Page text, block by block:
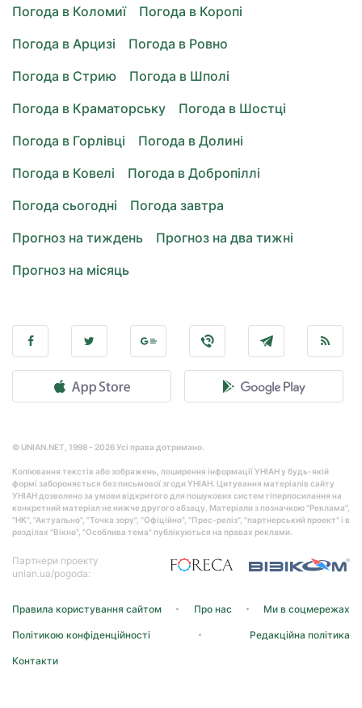
Погода в Коломиї
Погода в Коропі
Погода в Арцизі
Погода в Ровно
Погода в Стрию
Погода в Шполі
Погода в Краматорську
Погода в Шостці
Погода в Горлівці
Погода в Долині
Погода в Ковелі
Погода в Добропіллі
Погода сьогодні
Погода завтра
Прогноз на тиждень
Прогноз на два тижні
Прогноз на місяць
© UNIAN.NET, 1998 - 2026 Усі права дотримано.
Копіювання текстів або зображень, поширення інформації УНІАН у будь-якій
формі забороняється без письмової згоди УНІАН. Цитування матеріалів сайту
УНІАН дозволено за умови відкритого для пошукових систем гіперпосилання на
конкретний матеріал не нижче другого абзацу. Матеріали з позначкою "Реклама",
"НК", "Актуально", "Точка зору", "Офіційно", "Прес-реліз", "партнерський проект" і в
розділах "Вікно", "Особлива тема" публікуються на правах реклами.
Партнери проекту
unian.ua/pogoda:
Правила користування сайтом Про нас Ми в соцмережах
Політикою конфіденційності Редакційна політика
Контакти